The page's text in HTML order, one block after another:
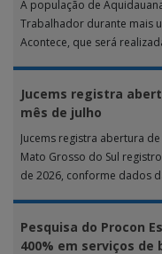
A população de
Trabalhador durante mais
Acontece, que será
Jucems registra
mês de julho
Jucems registra abertura
Mato Grosso do Sul
de 2026, conforme dados
Pesquisa do Procon
400% em serviços de